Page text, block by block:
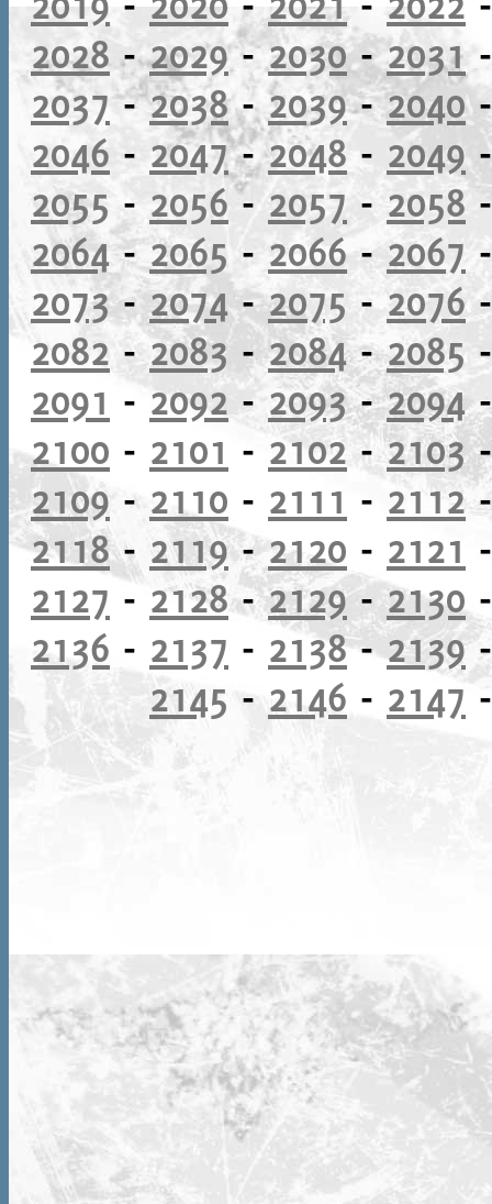
2028-2029-2030-2031
2037-2038-2039-2040
2046 - 2047-2048 - 2049
2055 - 2056- 2057-2058
2064-2065 - 2066-2067
2073-2074-2075 -2076
2082 -2083-2084-2085
2091 -2092 -2093-2094
2100 - 2101 - 2102-2103
2109- 2110 - 2111 - 2112
2118- 2119-2120 - 2121
2127 - 2128-2129-2130
2136 - 2137 - 2138-2139
2145 - 2146 - 2147